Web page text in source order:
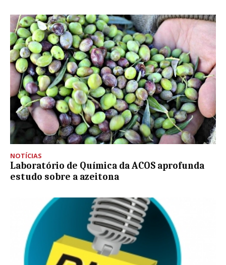
NOTÍCIAS
Laboratório de Química da ACOS aprofunda
estudo sobre a azeitona